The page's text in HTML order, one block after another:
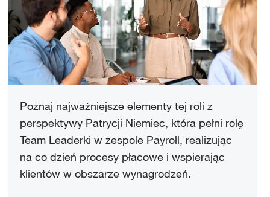
Poznaj najważniejsze elementy tej roli z
perspektywy Patrycji Niemiec, która pełni rolę
Team Leaderki w zespole Payroll, realizując
na co dzień procesy płacowe i wspierając
klientów w obszarze wynagrodzeń.